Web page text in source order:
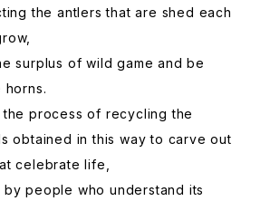
the antlers that are shed each
surplus of wild game and be
the process of recycling the
obtained in this way to carve out
celebrate life,
people who understand its